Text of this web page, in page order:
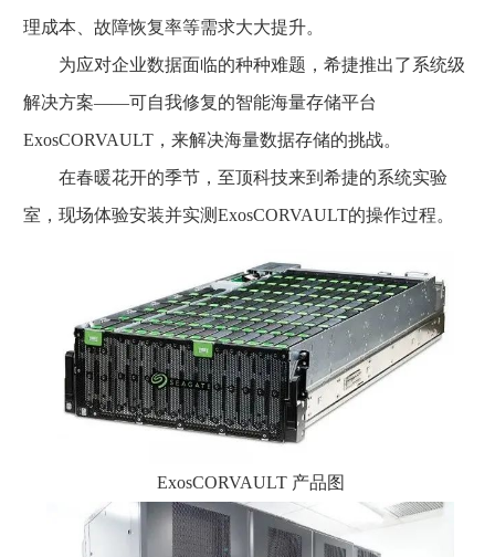
理成本、故障恢复率等需求大大提升。
为应对企业数据面临的种种难题，希捷推出了系统级
解决方案——可自我修复的智能海量存储平台
ExosCORVAULT，来解决海量数据存储的挑战。
在春暖花开的季节，至顶科技来到希捷的系统实验
室，现场体验安装并实测ExosCORVAULT的操作过程。
ExosCORVAULT 产品图